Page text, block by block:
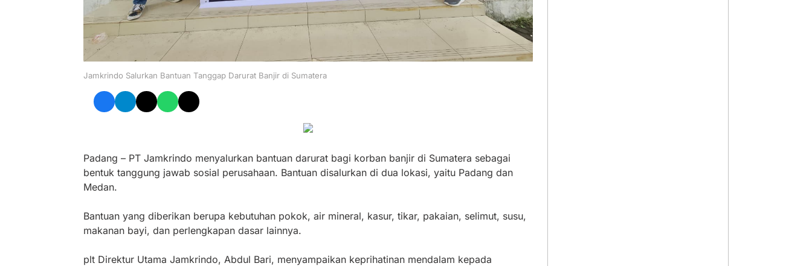
Jamkrindo Salurkan Bantuan Tanggap Darurat Banjir di Sumatera
Padang – PT Jamkrindo menyalurkan bantuan darurat bagi korban banjir di Sumatera sebagai
bentuk tanggung jawab sosial perusahaan. Bantuan disalurkan di dua lokasi, yaitu Padang dan
Medan.
Bantuan yang diberikan berupa kebutuhan pokok, air mineral, kasur, tikar, pakaian, selimut, susu,
makanan bayi, dan perlengkapan dasar lainnya.
plt Direktur Utama Jamkrindo, Abdul Bari, menyampaikan keprihatinan mendalam kepada